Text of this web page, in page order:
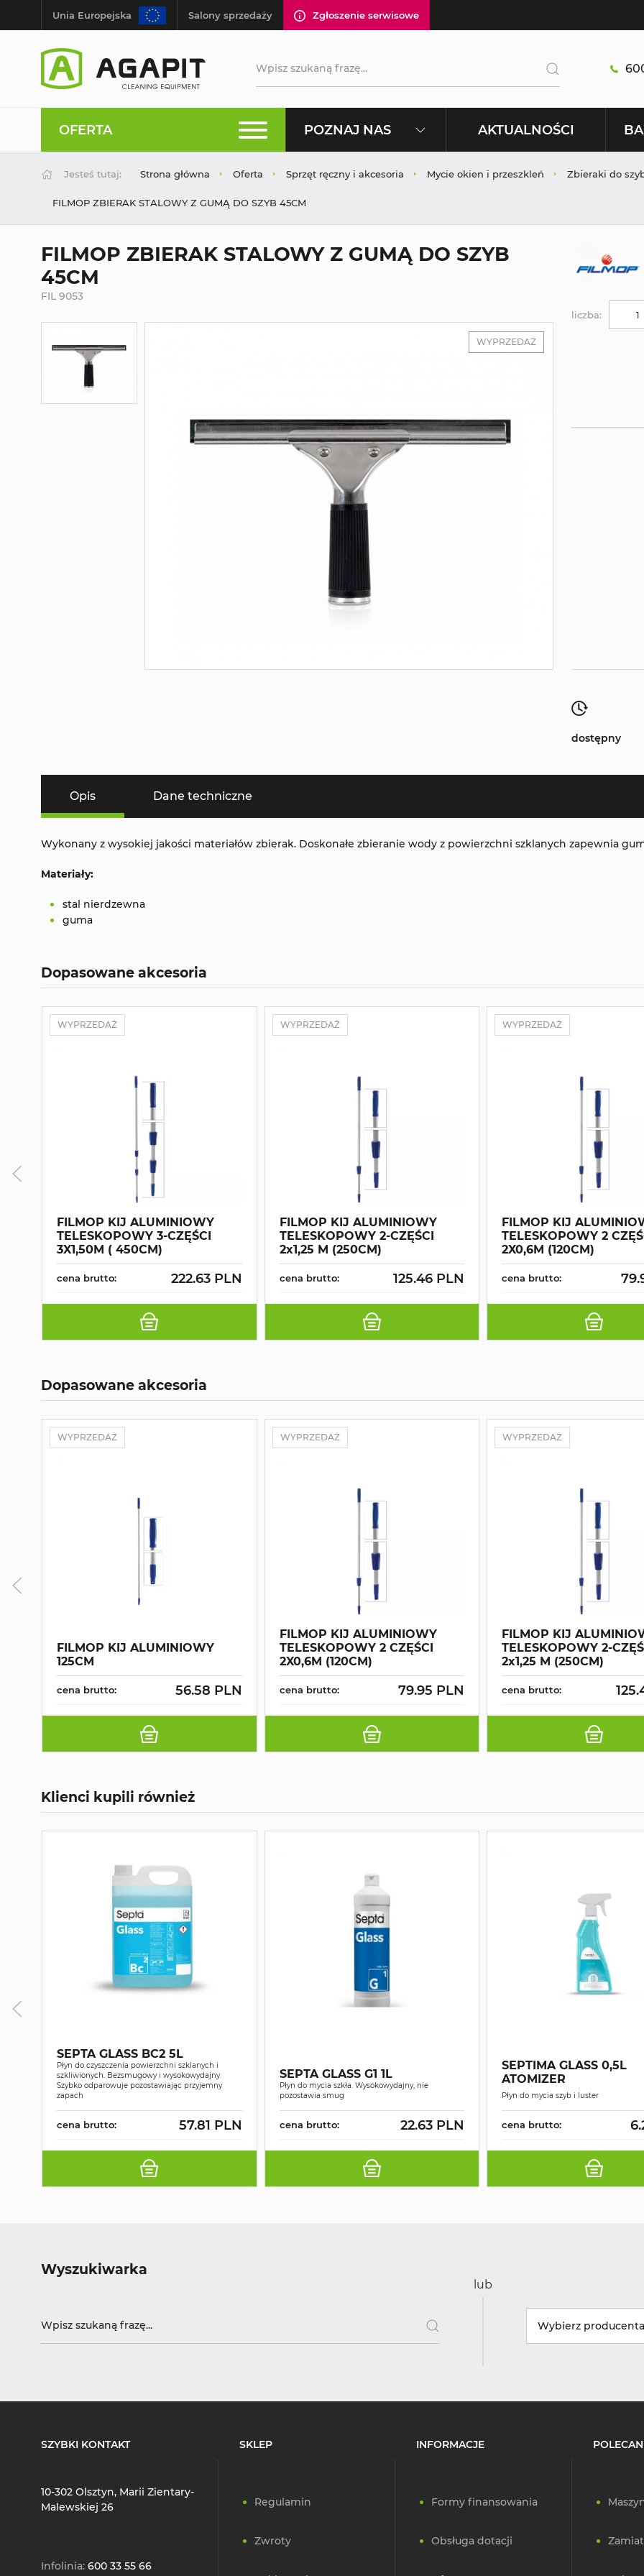
Unia Europejska Salony sprzedaży Zgłoszenie serwisowe
OFERTA POZNAJ NAS AKTUALNOŚCI
Jesteś tutaj: Strona główna Oferta Sprzęt ręczny i akcesoria Mycie okien i przeszkleń Zbieraki do
FILMOP ZBIERAK STALOWY Z GUMĄ DO SZYB 45CM
FILMOP ZBIERAK STALOWY Z GUMĄ DO SZYB
45CM
FIL 9053
WYPRZEDAŻ
liczba:
dostępny
Opis Dane techniczne
Wykonany z wysokiej jakości materiałów zbierak. Doskonałe zbieranie wody z powierzchni szklanych zapewnia
Materiały:
stal nierdzewna
guma
Dopasowane akcesoria
WYPRZEDAŻ
FILMOP KIJ ALUMINIOWY
TELESKOPOWY 3-CZĘŚCI
3X1,50M ( 450CM)
cena brutto: 222.63 PLN
WYPRZEDAŻ
FILMOP KIJ ALUMINIOWY
TELESKOPOWY 2-CZĘŚCI
2x1,25 M (250CM)
cena brutto: 125.46 PLN
WYPRZEDAŻ
FILMOP KIJ
TELESKOPOWY 2
2X0,6M (120CM)
cena brutto:
Dopasowane akcesoria
WYPRZEDAŻ
FILMOP KIJ ALUMINIOWY
125CM
cena brutto: 56.58 PLN
WYPRZEDAŻ
FILMOP KIJ ALUMINIOWY
TELESKOPOWY 2 CZĘŚCI
2X0,6M (120CM)
cena brutto: 79.95 PLN
WYPRZEDAŻ
FILMOP KIJ
TELESKOPOWY 2-
2x1,25 M (250CM)
cena brutto:
Klienci kupili również
SEPTA GLASS BC2 5L
Płyn do czyszczenia powierzchni szklanych i
szkliwionych. Bezsmugowy i wysokowydajny.
Szybko odparowuje pozostawiając przyjemny
zapach
cena brutto: 57.81 PLN
SEPTA GLASS G1 1L
Płyn do mycia szkła. Wysokowydajny, nie
pozostawia smug
cena brutto: 22.63 PLN
SEPTIMA GLASS 0,5L
ATOMIZER
Płyn do mycia szyb i luster
cena brutto:
Wyszukiwarka
lub
Wybierz producenta
SZYBKI KONTAKT
10-302 Olsztyn, Marii Zientary-
Malewskiej 26
Infolinia: 600 33 55 66
SKLEP
Regulamin
Zwroty
INFORMACJE
Formy finansowania
Obsługa dotacji